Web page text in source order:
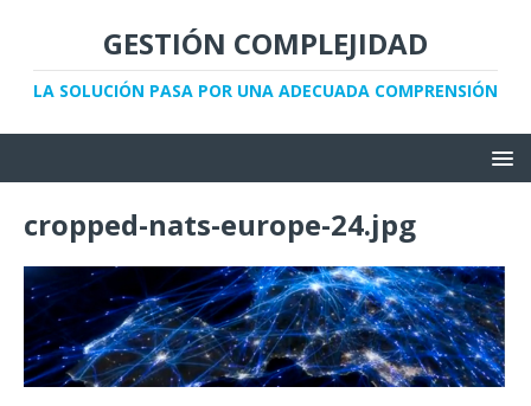
GESTIÓN COMPLEJIDAD
LA SOLUCIÓN PASA POR UNA ADECUADA COMPRENSIÓN
cropped-nats-europe-24.jpg